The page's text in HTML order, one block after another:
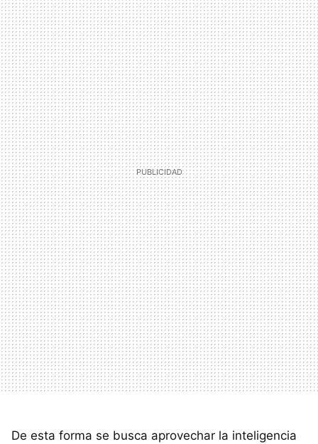
De esta forma se busca aprovechar la inteligencia